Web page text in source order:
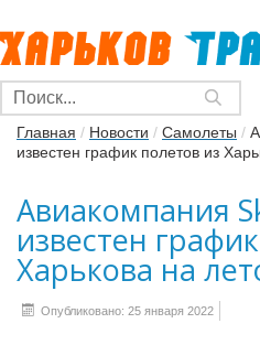
Главная / Новости / Самолеты /
известен график полетов из
Авиакомпания
известен
Харькова на
Опубликовано: 25 января 2022